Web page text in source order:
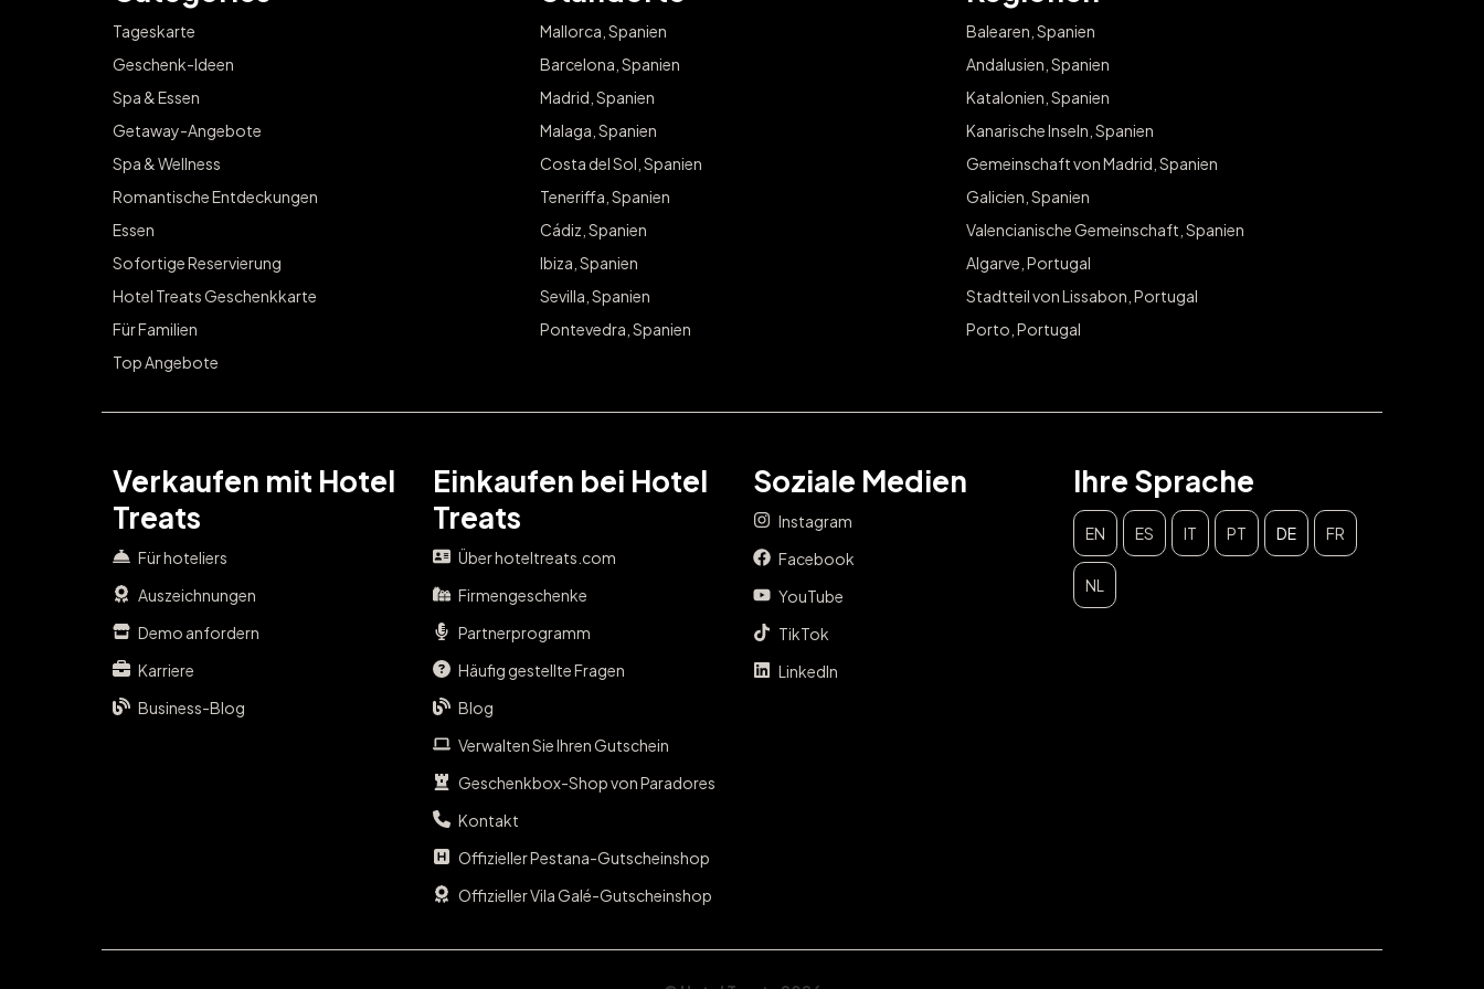
Tageskarte
Geschenk-Ideen
Spa & Essen
Getaway-Angebote
Spa & Wellness
Romantische Entdeckungen
Essen
Sofortige Reservierung
Hotel Treats Geschenkkarte
Für Familien
Top Angebote
Mallorca, Spanien
Barcelona, Spanien
Madrid, Spanien
Malaga, Spanien
Costa del Sol, Spanien
Teneriffa, Spanien
Cádiz, Spanien
Ibiza, Spanien
Sevilla, Spanien
Pontevedra, Spanien
Balearen, Spanien
Andalusien, Spanien
Katalonien, Spanien
Kanarische Inseln, Spanien
Gemeinschaft von Madrid, Spanien
Galicien, Spanien
Valencianische Gemeinschaft, Spanien
Algarve, Portugal
Stadtteil von Lissabon, Portugal
Porto, Portugal
Verkaufen mit Hotel
Treats
Für hoteliers
Auszeichnungen
Demo anfordern
Karriere
Business-Blog
Einkaufen bei Hotel
Treats
Über hoteltreats.com
Firmengeschenke
Partnerprogramm
Häufig gestellte Fragen
Blog
Verwalten Sie Ihren Gutschein
Geschenkbox-Shop von Paradores
Kontakt
Offizieller Pestana-Gutscheinshop
Offizieller Vila Galé-Gutscheinshop
Soziale Medien
Instagram
Facebook
YouTube
TikTok
LinkedIn
Ihre Sprache
EN ES IT PT DE FR
NL